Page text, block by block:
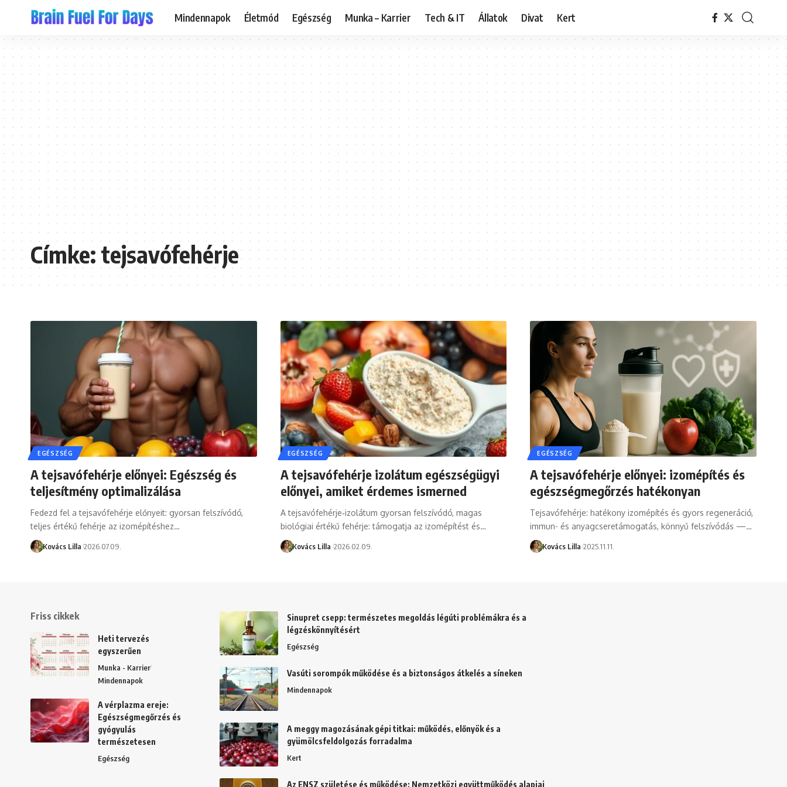
Mindennapok Életmód Egészség Munka – Karrier Tech & IT Állatok Divat Kert
Címke:tejsavófehérje
EGÉSZSÉG
A tejsavófehérje előnyei: Egészség és
teljesítmény optimalizálása
Fedezd fel a tejsavófehérje előnyeit: gyorsan felszívódó,
teljes értékű fehérje az izomépítéshez…
Kovács Lilla 2026.07.09.
EGÉSZSÉG
A tejsavófehérje izolátum egészségügyi
előnyei, amiket érdemes ismerned
A tejsavófehérje‑izolátum gyorsan felszívódó, magas
biológiai értékű fehérje: támogatja az izomépítést és…
Kovács Lilla 2026.02.09.
EGÉSZSÉG
A tejsavófehérje előnyei: izomépítés és
egészségmegőrzés hatékonyan
Tejsavófehérje: hatékony izomépítés és gyors regeneráció,
immun- és anyagcseretámogatás, könnyű felszívódás —…
Kovács Lilla 2025.11.11.
Friss cikkek
Heti tervezés
egyszerűen
Munka - Karrier
Mindennapok
A vérplazma ereje:
Egészségmegőrzés és
gyógyulás
természetesen
Egészség
Sinupret csepp: természetes megoldás légúti problémákra és a
légzéskönnyítésért
Egészség
Vasúti sorompók működése és a biztonságos átkelés a síneken
Mindennapok
A meggy magozásának gépi titkai: működés, előnyök és a
gyümölcsfeldolgozás forradalma
Kert
Az ENSZ születése és működése: Nemzetközi együttműködés alapjai